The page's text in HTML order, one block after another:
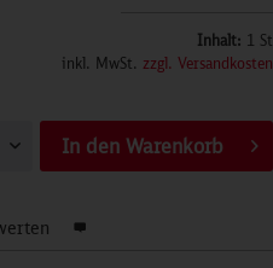
Inhalt: 1 St
inkl. MwSt. zzgl. Versandkosten
In den Warenkorb